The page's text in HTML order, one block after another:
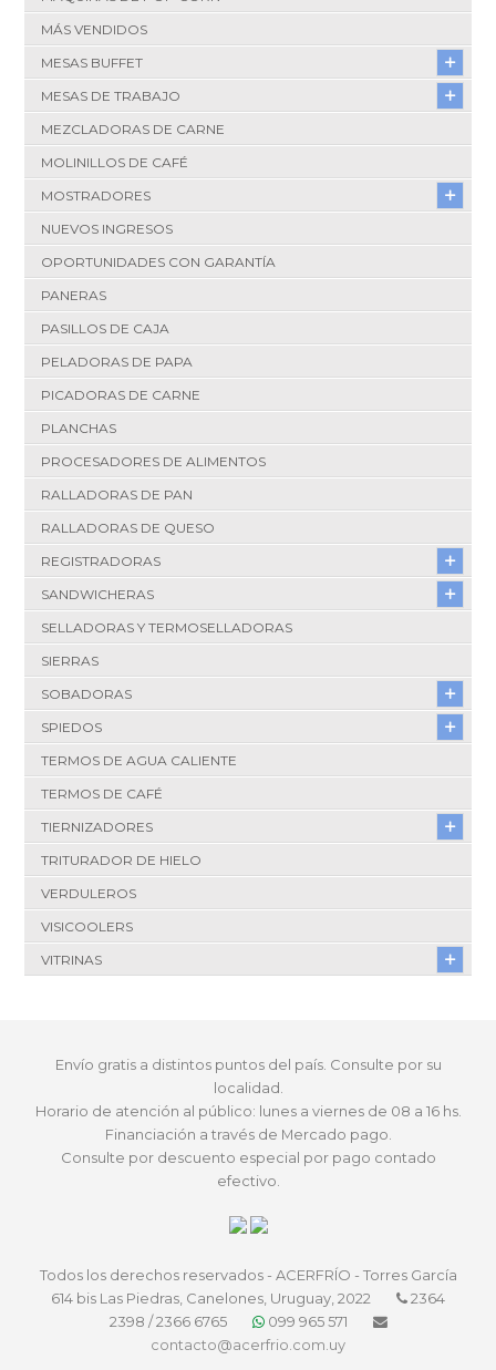
MÁS VENDIDOS
MESAS BUFFET
MESAS DE TRABAJO
MEZCLADORAS DE CARNE
MOLINILLOS DE CAFÉ
MOSTRADORES
NUEVOS INGRESOS
OPORTUNIDADES CON GARANTÍA
PANERAS
PASILLOS DE CAJA
PELADORAS DE PAPA
PICADORAS DE CARNE
PLANCHAS
PROCESADORES DE ALIMENTOS
RALLADORAS DE PAN
RALLADORAS DE QUESO
REGISTRADORAS
SANDWICHERAS
SELLADORAS Y TERMOSELLADORAS
SIERRAS
SOBADORAS
SPIEDOS
TERMOS DE AGUA CALIENTE
TERMOS DE CAFÉ
TIERNIZADORES
TRITURADOR DE HIELO
VERDULEROS
VISICOOLERS
VITRINAS
Envío gratis a distintos puntos del país. Consulte por su
localidad.
Horario de atención al público: lunes a viernes de 08 a 16 hs.
Financiación a través de Mercado pago.
Consulte por descuento especial por pago contado
efectivo.
Todos los derechos reservados - ACERFRÍO - Torres García
614 bis Las Piedras, Canelones, Uruguay, 2022
2364
2398 / 2366 6765
099 965 571
contacto@acerfrio.com.uy